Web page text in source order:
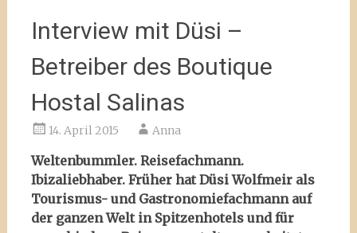
Interview mit Düsi –
Betreiber des Boutique
Hostal Salinas
14. April 2015 Anna
Weltenbummler. Reisefachmann.
Ibizaliebhaber. Früher hat Düsi Wolfmeir als
Tourismus- und Gastronomiefachmann auf
der ganzen Welt in Spitzenhotels und für